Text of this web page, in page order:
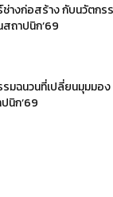
ช่างก่อสร้าง กับนวัตกร
ถาปนิก’69
มฉนวนที่เปลี่ยนมุมมอง
นิก’69